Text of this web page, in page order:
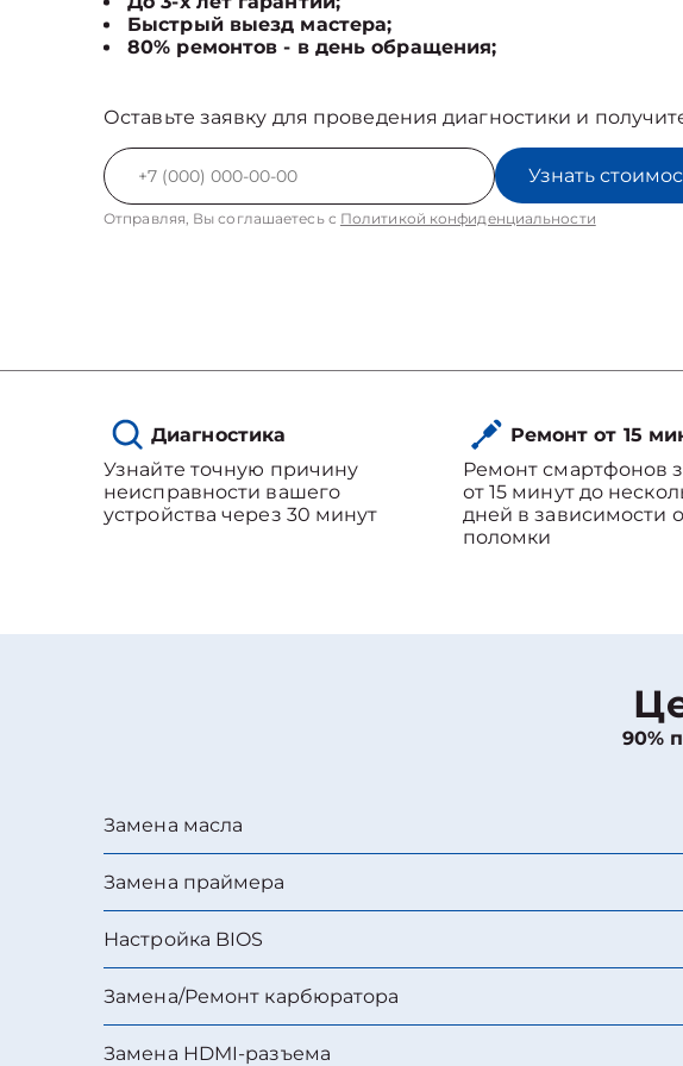
Быстрый выезд мастера;
80% ремонтов - в день обращения;
Оставьте заявку для проведения диагностики и
Узнать
Отправляя, Вы соглашаетесь с Политикой конфиденциальности
Диагностика
Узнайте точную причину
неисправности вашего
устройства через 30 минут
Ремонт от 15
Ремонт смартфонов
от 15 минут до
дней в зависимости
поломки
90%
Замена масла
Замена праймера
Настройка BIOS
Замена/Pемонт карбюратора
Замена HDMI-разъема